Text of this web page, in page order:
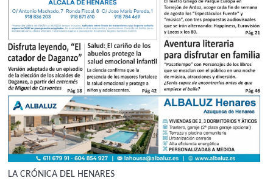
LA CRÓNICA DEL HENARES